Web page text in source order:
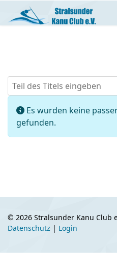
Teil des Titels eingeben
Information
Es wurden keine
gefunden.
© 2026 Stralsunder Kanu Club
Datenschutz | Login